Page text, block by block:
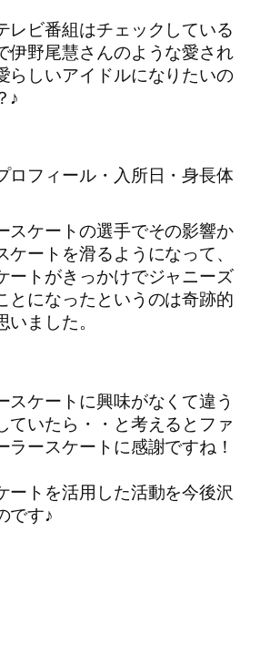
レビ番組はチェックしている
伊野尾慧さんのような愛され
らしいアイドルになりたいの
♪
ロフィール・入所日・身長体
スケートの選手でその影響か
ケートを滑るようになって、
ートがきっかけでジャニーズ
とになったというのは奇跡的
ました。
スケートに興味がなくて違う
ていたら・・と考えるとファ
ラースケートに感謝ですね！
ートを活用した活動を今後沢
です♪